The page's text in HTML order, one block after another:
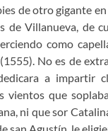
de otro gigante
de Villanueva, de
como
No es de
a impartir
vientos que
ni que sor
san Agustín, le